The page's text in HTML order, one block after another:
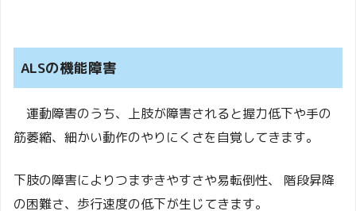
ALSの機能障害
運動障害のうち、上肢が障害されると握力低下や手の
筋萎縮、細かい動作のやりにくさを自覚してきます。
下肢の障害によりつまずきやすさや易転倒性、 階段昇降
の困難さ、歩行速度の低下が生じてきます。